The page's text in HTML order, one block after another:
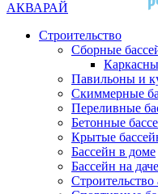
АКВАРАЙ
Строительство
Сборные
Павильоны и
Скиммерные
Переливные
Бетонные
Крытые
Бассейн в доме
Бассейн на даче
Строительство